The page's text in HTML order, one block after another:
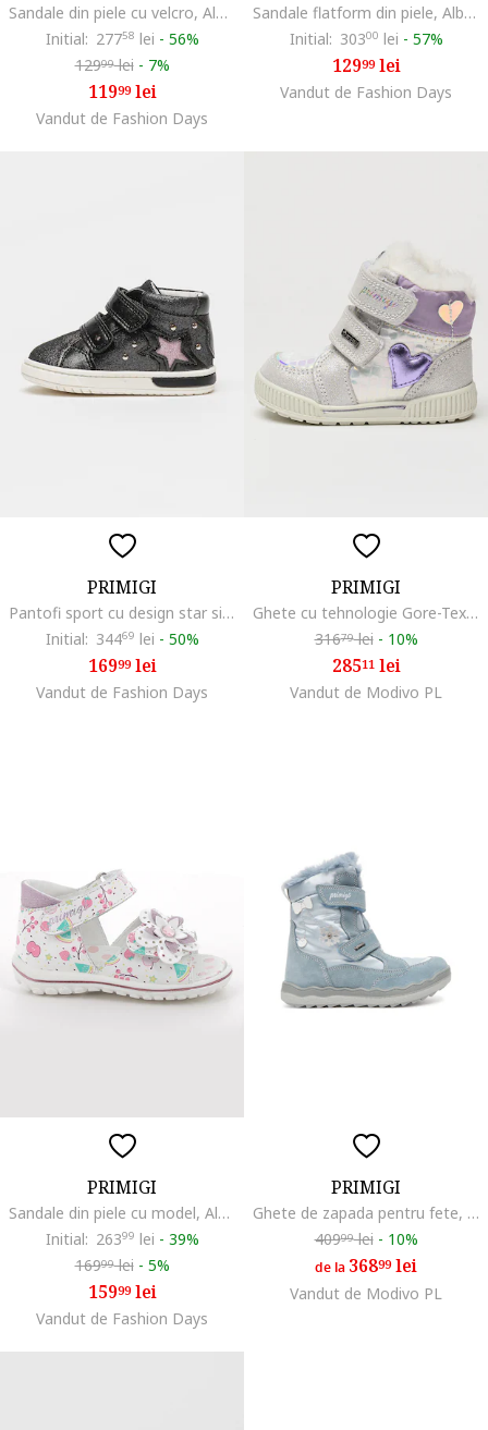
Sandale din piele cu velcro, Alb optic
Initial: 27758 lei - 56%
12999lei - 7%
11999lei
Vandut de Fashion Days
Sandale flatform din piele, Alb optic/Argintiu
Initial: 30300 lei - 57%
12999lei
Vandut de Fashion Days
PRIMIGI
Pantofi sport cu design star si velcro, Negru
Initial: 34469 lei - 50%
16999lei
Vandut de Fashion Days
PRIMIGI
Ghete cu tehnologie Gore-Tex, Gri/Violet/Argintiu
31679lei - 10%
28511lei
Vandut de Modivo PL
PRIMIGI
Sandale din piele cu model, Alb/Turcoaz/Roz
Initial: 26399 lei - 39%
16999lei - 5%
15999lei
Vandut de Fashion Days
PRIMIGI
Ghete de zapada pentru fete, material textil, Albastru
40999lei - 10%
de la 36899lei
Vandut de Modivo PL